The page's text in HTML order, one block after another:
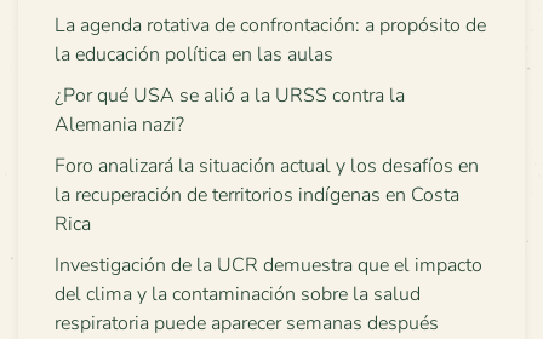
La agenda rotativa de confrontación: a propósito de
la educación política en las aulas
¿Por qué USA se alió a la URSS contra la
Alemania nazi?
Foro analizará la situación actual y los desafíos en
la recuperación de territorios indígenas en Costa
Rica
Investigación de la UCR demuestra que el impacto
del clima y la contaminación sobre la salud
respiratoria puede aparecer semanas después